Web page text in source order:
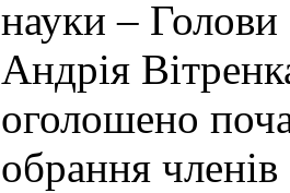
науки – Голови
Андрія
оголошено
обрання